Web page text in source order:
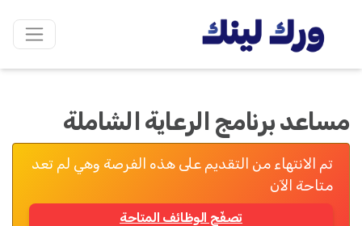
مساعد برنامج الرعاية الشاملة
تم الانتهاء من التقديم على هذه الفرصة وهي لم تعد
متاحة الآن
تصفّح الوظائف المتاحة